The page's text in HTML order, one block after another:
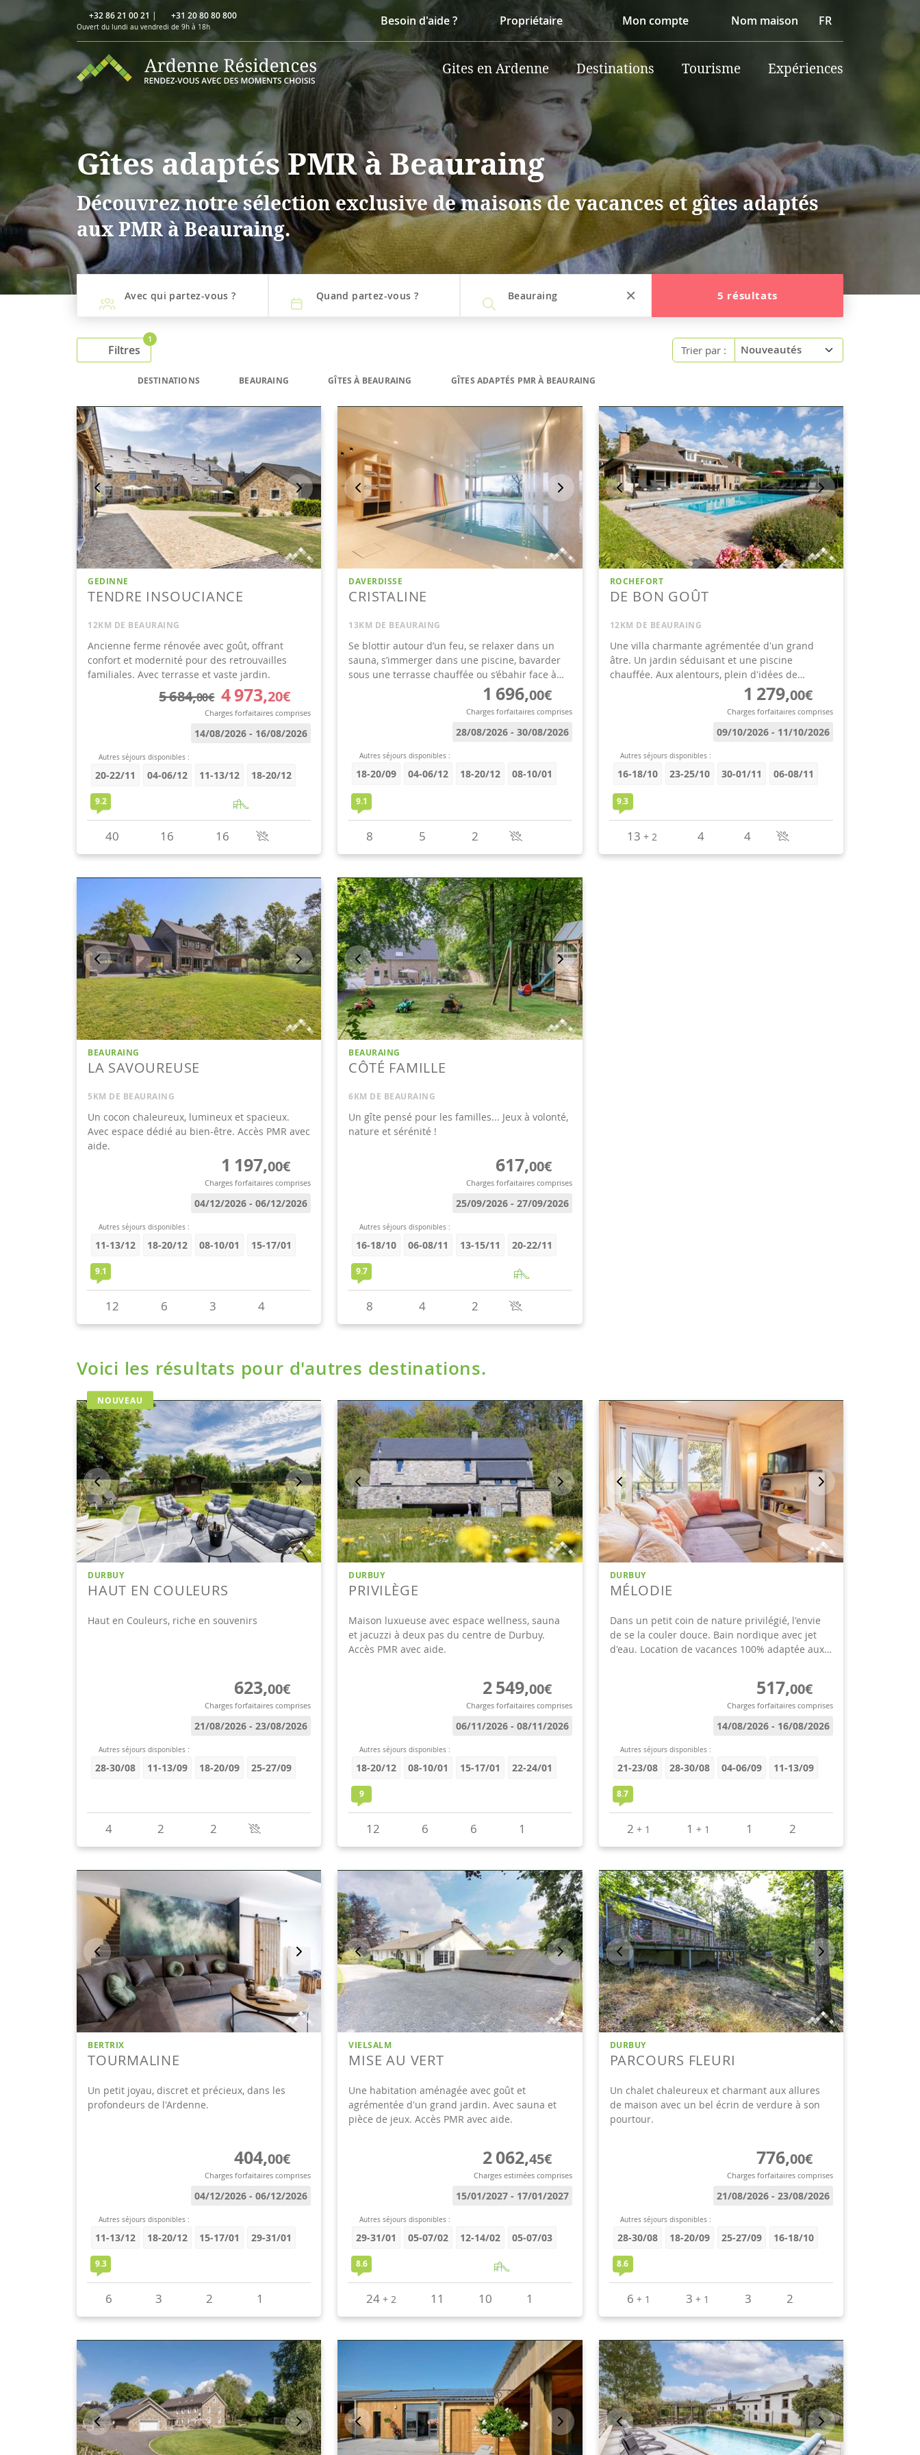
+32 86 21 00 21 | +31 20 80 80 800
Ouvert du lundi au vendredi de 9h à 18h Besoin d'aide ? Propriétaire Mon compte Nom maison FR
Gites en Ardenne Destinations Tourisme Expériences
Gîtes adaptés PMR à Beauraing
Découvrez notre sélection exclusive de maisons de vacances et gîtes adaptés
aux PMR à Beauraing.
Avec qui partez-vous ? Quand partez-vous ? Beauraing 5 résultats
Filtres
1
Trier par :
DESTINATIONS BEAURAING GÎTES À BEAURAING GÎTES ADAPTÉS PMR À BEAURAING
Voici les résultats pour d'autres destinations.